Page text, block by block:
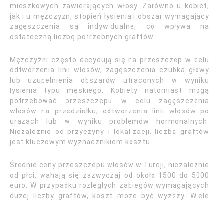
mieszkowych zawierających włosy. Zarówno u kobiet,
jak i u mężczyzn, stopień łysienia i obszar wymagający
zagęszczenia są indywidualne, co wpływa na
ostateczną liczbę potrzebnych graftów.
Mężczyźni często decydują się na przeszczep w celu
odtworzenia linii włosów, zagęszczenia czubka głowy
lub uzupełnienia obszarów utraconych w wyniku
łysienia typu męskiego. Kobiety natomiast mogą
potrzebować przeszczepu w celu zagęszczenia
włosów na przedziałku, odtworzenia linii włosów po
urazach lub w wyniku problemów hormonalnych.
Niezależnie od przyczyny i lokalizacji, liczba graftów
jest kluczowym wyznacznikiem kosztu.
Średnie ceny przeszczepu włosów w Turcji, niezależnie
od płci, wahają się zazwyczaj od około 1500 do 5000
euro. W przypadku rozległych zabiegów wymagających
dużej liczby graftów, koszt może być wyższy. Wiele